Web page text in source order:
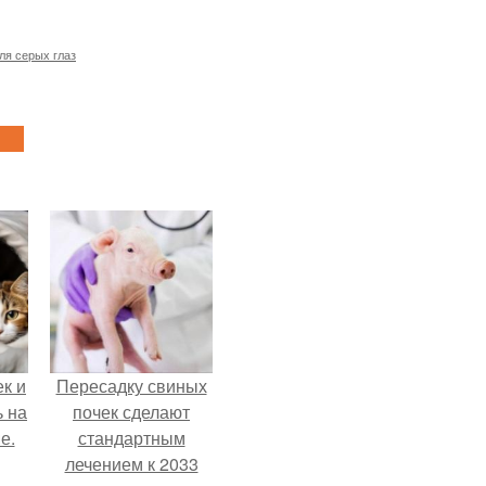
серых глаз
и
на
Пересадку свиных
почек сделают
стандартным
лечением к 2033